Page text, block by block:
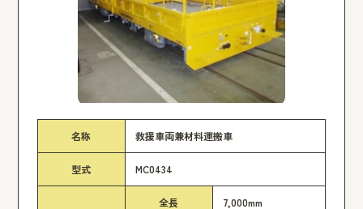
名称 救援車両兼材料運搬車
型式 MC0434
全長 7,000mm